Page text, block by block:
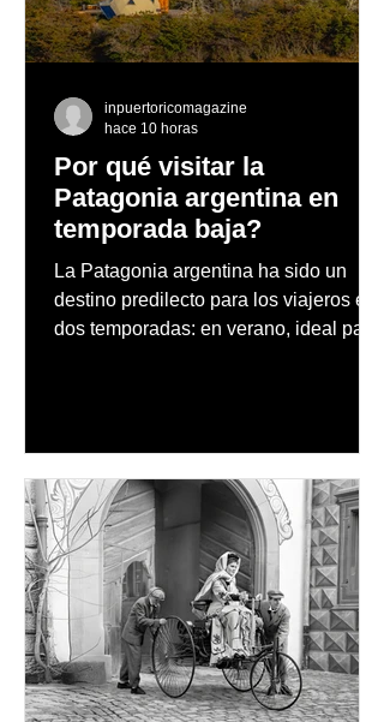
Challenge
Por qué visitar la
Patagonia argentina en
temporada baja?
La Patagonia argentina ha sido un
destino predilecto para los viajeros en
dos temporadas: en verano, ideal para
nevados en las montañas
inpuertoricomagazine
hace 10 horas